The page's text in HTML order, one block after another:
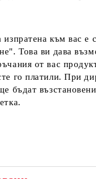
изпратена към вас е
Това ви дава
от вас
го платили. При
бъдат